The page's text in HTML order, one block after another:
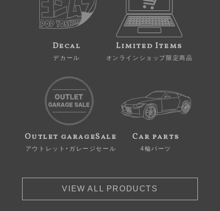
Decal
デカール
Limited Items
オンラインショップ限定商品
Outlet garageSale
アウトレット・ガレージセール
Car parts
4輪パーツ
VIEW ALL PRODUCTS